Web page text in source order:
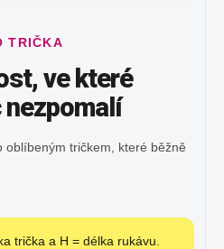
TRIČKA
ve které
oblíbeným tričkem, které běžně
trička a H = délka rukávu.